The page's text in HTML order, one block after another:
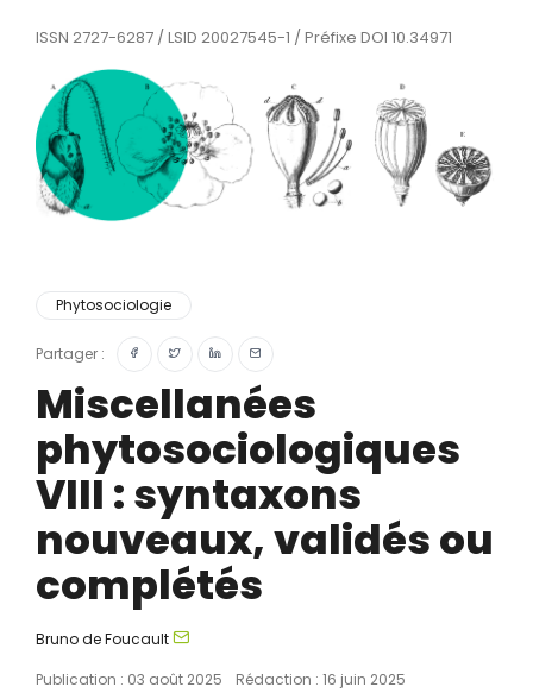
ISSN 2727-6287 / LSID 20027545-1 / Préfixe DOI 10.34971
Phytosociologie
Partager :
Miscellanées
phytosociologiques
VIII : syntaxons
nouveaux, validés ou
complétés
Bruno de Foucault
Publication : 03 août 2025
Rédaction : 16 juin 2025